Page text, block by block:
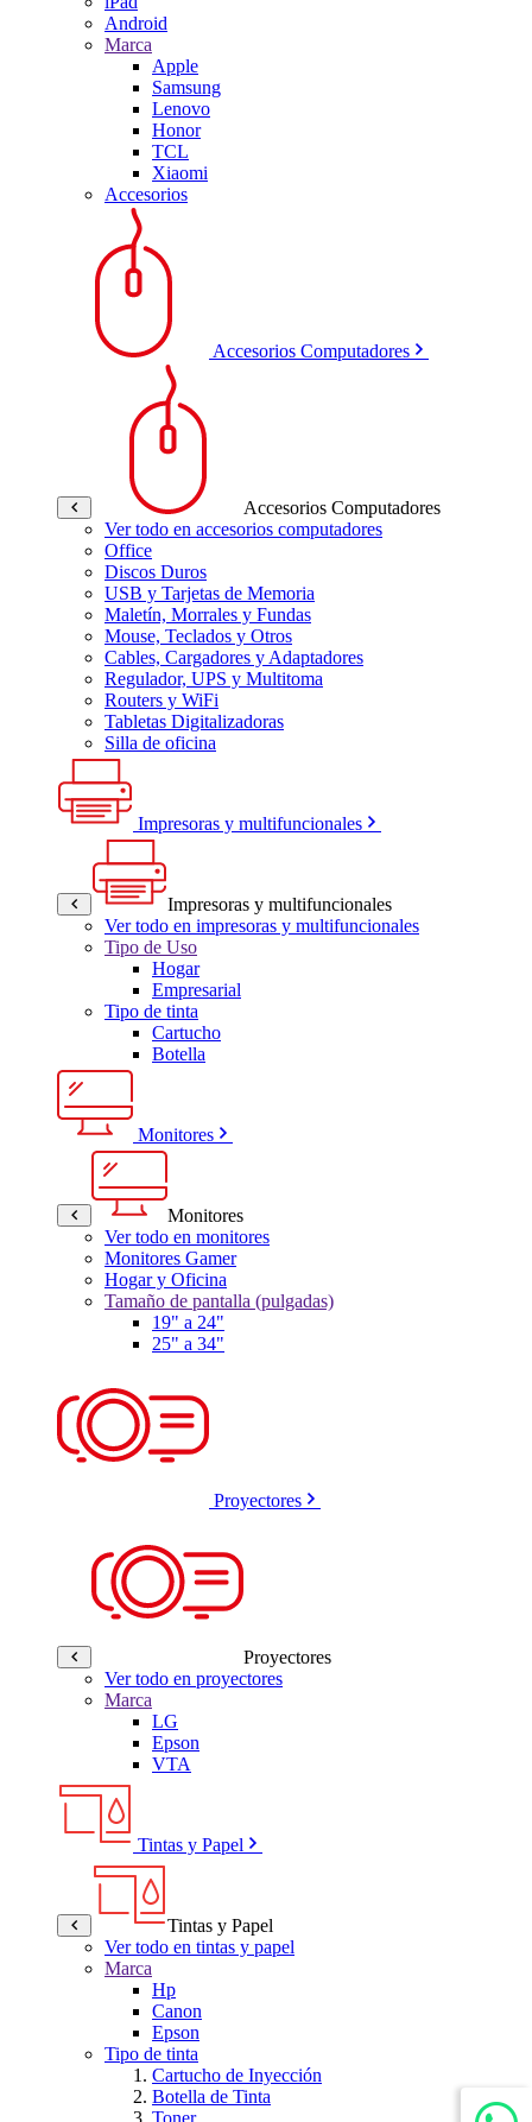
Android
Marca
Apple
Samsung
Lenovo
Honor
TCL
Xiaomi
Accesorios
Accesorios Computadores
Accesorios Computadores
Ver todo en accesorios computadores
Office
Discos Duros
USB y Tarjetas de Memoria
Maletín, Morrales y Fundas
Mouse, Teclados y Otros
Cables, Cargadores y Adaptadores
Regulador, UPS y Multitoma
Routers y WiFi
Tabletas Digitalizadoras
Silla de oficina
Impresoras y multifuncionales
Impresoras y multifuncionales
Ver todo en impresoras y multifuncionales
Tipo de Uso
Hogar
Empresarial
Tipo de tinta
Cartucho
Botella
Monitores
Monitores
Ver todo en monitores
Monitores Gamer
Hogar y Oficina
Tamaño de pantalla (pulgadas)
19" a 24"
25" a 34"
Proyectores
Proyectores
Ver todo en proyectores
Marca
LG
Epson
VTA
Tintas y Papel
Tintas y Papel
Ver todo en tintas y papel
Marca
Hp
Canon
Epson
Tipo de tinta
Cartucho de Inyección
Botella de Tinta
Toner